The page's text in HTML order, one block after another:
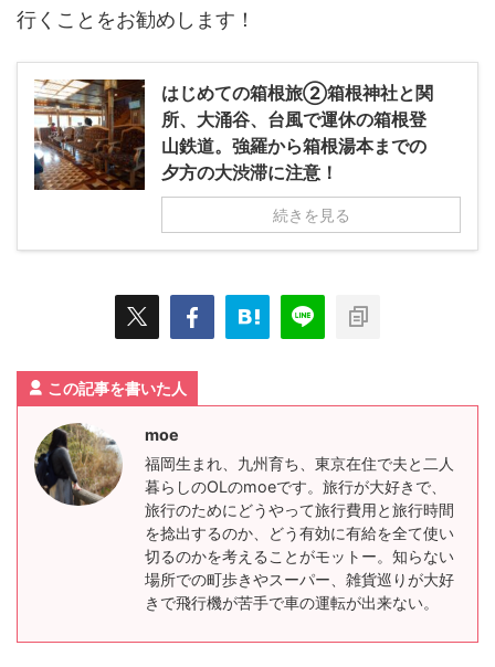
行くことをお勧めします！
はじめての箱根旅②箱根神社と関
所、大涌谷、台風で運休の箱根登
山鉄道。強羅から箱根湯本までの
夕方の大渋滞に注意！
続きを見る
この記事を書いた人
moe
福岡生まれ、九州育ち、東京在住で夫と二人
暮らしのOLのmoeです。旅行が大好きで、
旅行のためにどうやって旅行費用と旅行時間
を捻出するのか、どう有効に有給を全て使い
切るのかを考えることがモットー。知らない
場所での町歩きやスーパー、雑貨巡りが大好
きで飛行機が苦手で車の運転が出来ない。